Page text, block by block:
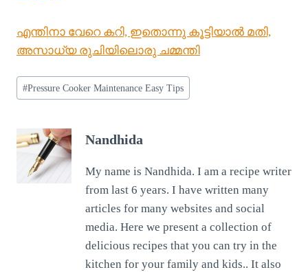
എന്തിനാ വേറെ കറി, ഇതൊന്നു കൂട്ടിയാൽ മതി,
അസാധ്യ രുചിയിലൊരു ചമ്മന്തി
Post
Tags:
#Pressure Cooker Maintenance Easy Tips
Nandhida
My name is Nandhida. I am a recipe writer
from last 6 years. I have written many
articles for many websites and social
media. Here we present a collection of
delicious recipes that you can try in the
kitchen for your family and kids.. It also